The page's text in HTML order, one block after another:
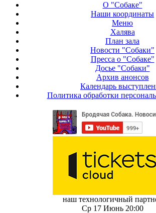
О "Собаке"
Наши координаты
Меню
Халява
План зала
Новости "Собаки"
Пресса о "Собаке"
Досье "Собаки"
Архив анонсов
Календарь
Политика обработки
наш технологичный
Ср 17 Июнь 20:00